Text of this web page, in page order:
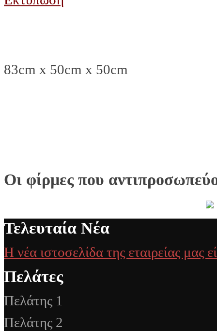
83cm x 50cm x 50cm
Οι φίρμες που
Τελευταία Νέα
Η νέα ιστοσελίδα της εταιρείας μας
Πελάτες
Πελάτης 1
Πελάτης 2